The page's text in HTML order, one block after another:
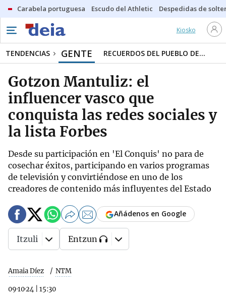
Carabela portuguesa Escudo del Athletic Despedidas de
Kiosko
TENDENCIAS GENTE RECUERDOS DEL PUEBLO DE...
Gotzon Mantuliz: el
influencer vasco que
conquista las redes sociales y
la lista Forbes
Desde su participación en 'El Conquis' no para de
cosechar éxitos, participando en varios programas
de televisión y convirtiéndose en uno de los
creadores de contenido más influyentes del Estado
Amaia Díez NTM
09·10·24 15:30
Añádenos en Google
Itzuli Entzun